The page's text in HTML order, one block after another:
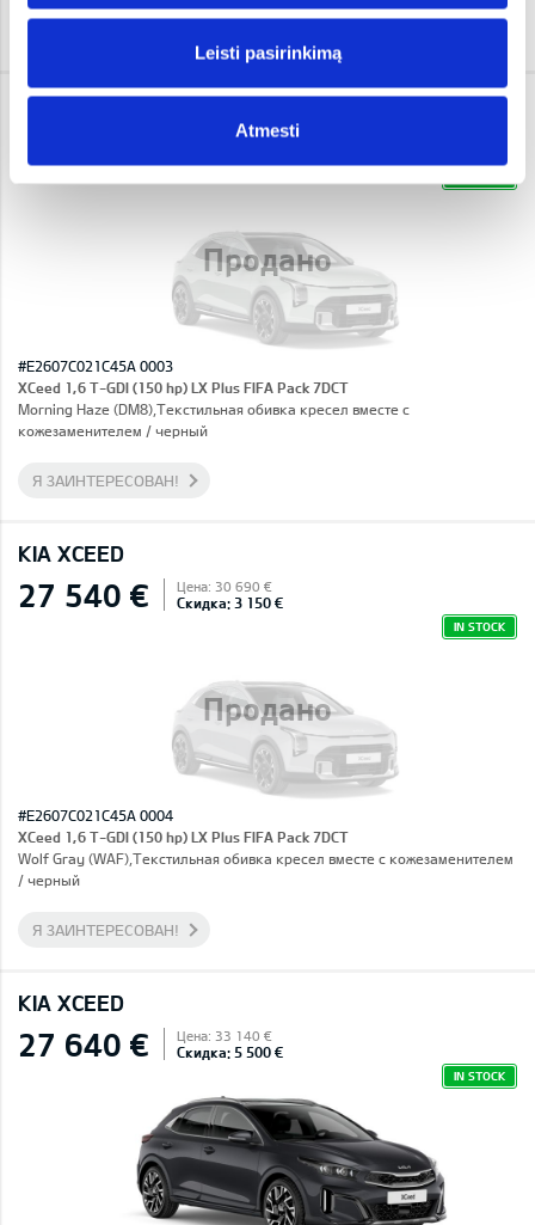
Leisti pasirinkimą
Atmesti
KIA XCEED
Продано
Цена: 30 340 €
#E2607C021C45A 0003
XCeed 1,6 T-GDI (150 hp) LX Plus FIFA Pack 7DCT
Morning Haze (DM8),Текстильная обивка кресел вместе с
кожезаменителем / черный
Я ЗАИНТЕРЕСОВАН!
KIA XCEED
Продано
27 540 € Цена: 30 690 €
Скидка: 3 150 €
IN STOCK
#E2607C021C45A 0004
XCeed 1,6 T-GDI (150 hp) LX Plus FIFA Pack 7DCT
Wolf Gray (WAF),Текстильная обивка кресел вместе с кожезаменителем
/ черный
Я ЗАИНТЕРЕСОВАН!
KIA XCEED
27 640 € Цена: 33 140 €
Скидка: 5 500 €
IN STOCK